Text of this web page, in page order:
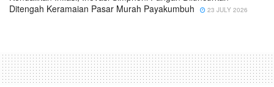
Ditengah Keramaian Pasar Murah Payakumbuh
23 JULY 2026